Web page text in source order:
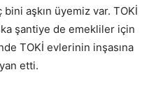
aşkın üyemiz var. TOKİ
şantiye de emekliler için
TOKİ evlerinin inşasına
etti.